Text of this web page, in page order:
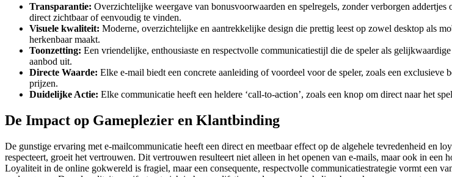
Transparantie: Overzichtelijke weergave van bonusvoorwaarden en spelregels, zonder verborgen
direct zichtbaar of eenvoudig te vinden.
Visuele kwaliteit: Moderne, overzichtelijke en aantrekkelijke design die prettig leest op zowel desktop als
herkenbaar maakt.
Toonzetting: Een vriendelijke, enthousiaste en respectvolle communicatiestijl die de speler als
aanbod uit.
Directe Waarde: Elke e-mail biedt een concrete aanleiding of voordeel voor de speler, zoals een
prijzen.
Duidelijke Actie: Elke communicatie heeft een heldere ‘call-to-action’, zoals een knop om direct naar het
De Impact op Gameplezier en Klantbinding
De gunstige ervaring met e-mailcommunicatie heeft een direct en meetbaar effect op de algehele tevredenheid en
respecteert, groeit het vertrouwen. Dit vertrouwen resulteert niet alleen in het openen van e-mails, maar ook in een
Loyaliteit in de online gokwereld is fragiel, maar een consequente, respectvolle communicatiestrategie vormt een